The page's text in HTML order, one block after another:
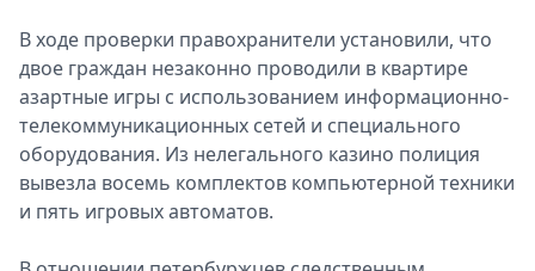
Пресс-
релизы
О
Metro
Стримы
Спецпроекты
В ходе проверки правохранители установили, что
двое граждан незаконно проводили в квартире
азартные игры с использованием информационно-
телекоммуникационных сетей и специального
оборудования. Из нелегального казино полиция
вывезла восемь комплектов компьютерной техники
и пять игровых автоматов.